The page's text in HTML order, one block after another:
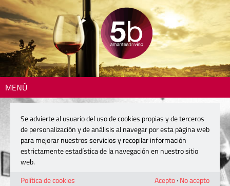
MENÚ
Se advierte al usuario del uso de cookies propias y de terceros
de personalización y de análisis al navegar por esta página web
para mejorar nuestros servicios y recopilar información
estrictamente estadística de la navegación en nuestro sitio
web.
Política de cookies
Acepto· No acepto